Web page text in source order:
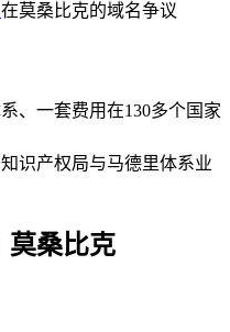
在莫桑比克的域名争议
、一套费用在130多个国家
识产权局与马德里体系业
莫桑比克